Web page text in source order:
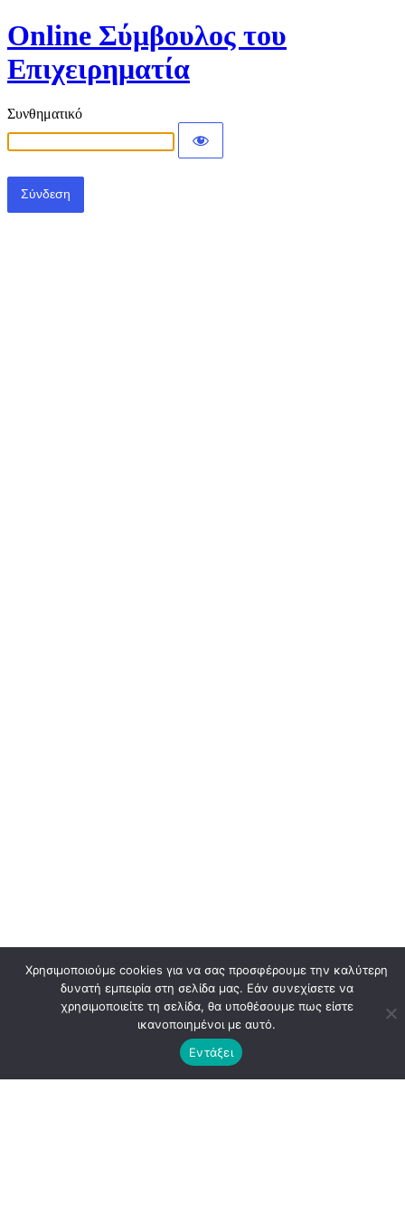
Online Σύμβουλος του
Επιχειρηματία
Συνθηματικό
Χρησιμοποιούμε cookies για να σας προσφέρουμε την καλύτερη
δυνατή εμπειρία στη σελίδα μας. Εάν συνεχίσετε να
χρησιμοποιείτε τη σελίδα, θα υποθέσουμε πως είστε
ικανοποιημένοι με αυτό.
Εντάξει